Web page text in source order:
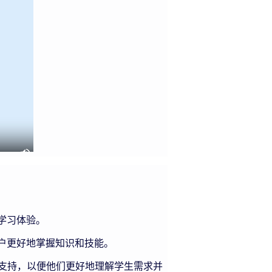
体验。
好地掌握知识和技能。
持，以便他们更好地理解学生需求并